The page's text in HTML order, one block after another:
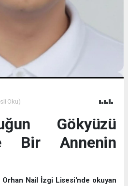
Oku)
Gökyüzü
Bir Annenin
Orhan Nail İzgi Lisesi'nde okuyan